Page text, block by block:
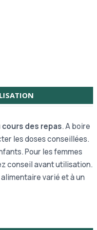
cours des repas. A boire
les doses conseillées.
Pour les femmes
conseil avant utilisation.
varié et à un